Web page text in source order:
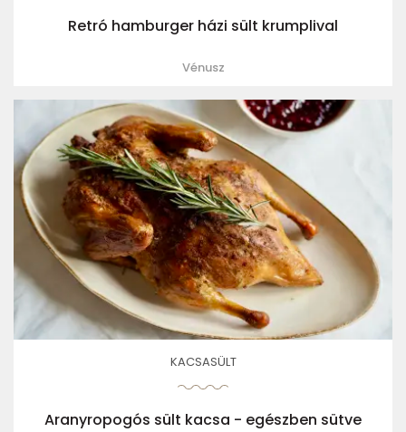
Retró hamburger házi sült krumplival
Vénusz
KACSASÜLT
Aranyropogós sült kacsa - egészben sütve